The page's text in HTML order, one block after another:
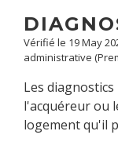
Vérifié le 19 May
administrative
Les
l'acquéreur ou
logement qu'il